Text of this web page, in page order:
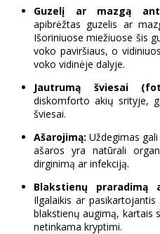
Guzelį ar mazgą
apibrėžtas guzelis ar
Išoriniuose miežiuose šis
voko paviršiaus, o
voko vidinėje dalyje.
Jautrumą šviesai
diskomforto akių srityje,
šviesai.
Ašarojimą: Uždegimas
ašaros yra natūrali
dirginimą ar infekciją.
Blakstienų praradimą
Ilgalaikis ar
blakstienų augimą, kartais
netinkama kryptimi.